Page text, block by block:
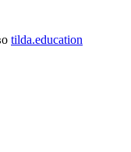
tilda.education